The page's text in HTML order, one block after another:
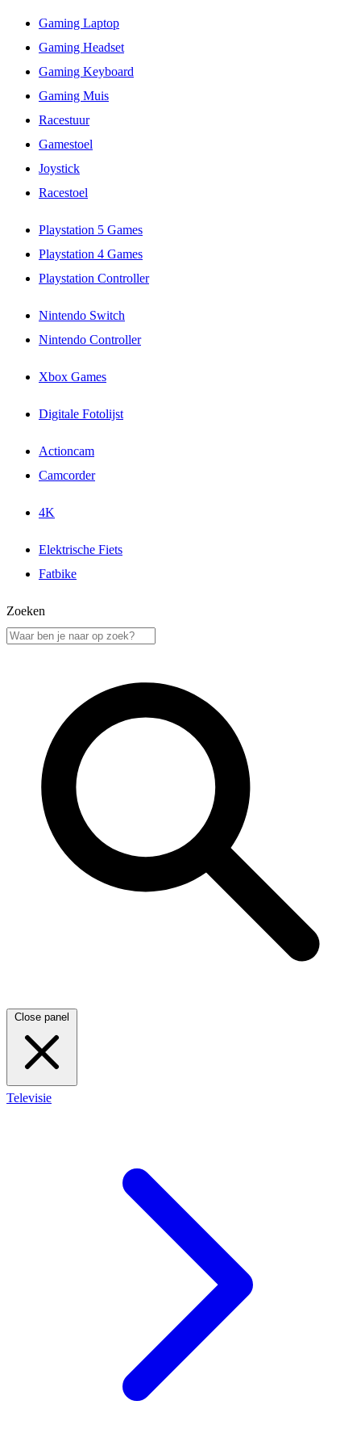
Gaming Laptop
Gaming Headset
Gaming Keyboard
Gaming Muis
Racestuur
Gamestoel
Joystick
Racestoel
Playstation 5 Games
Playstation 4 Games
Playstation Controller
Nintendo Switch
Nintendo Controller
Xbox Games
Digitale Fotolijst
Actioncam
Camcorder
4K
Elektrische Fiets
Fatbike
Zoeken
Close panel
Televisie